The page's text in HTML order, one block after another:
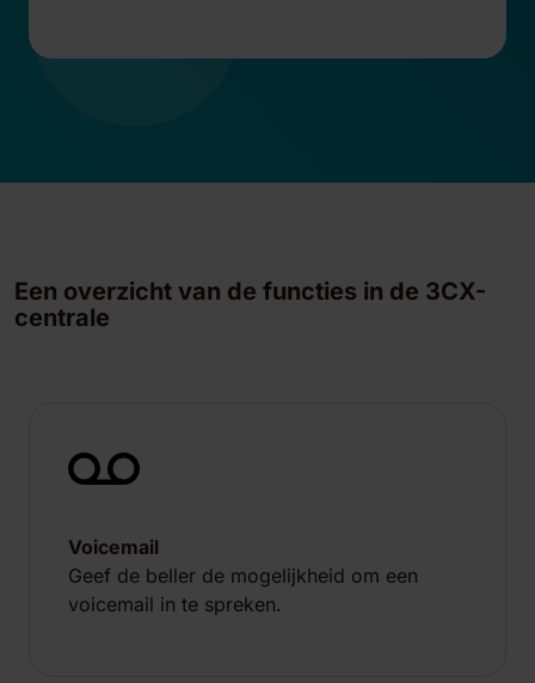
Een overzicht van de functies in de 3CX-
centrale
Voicemail
Geef de beller de mogelijkheid om een
voicemail in te spreken.